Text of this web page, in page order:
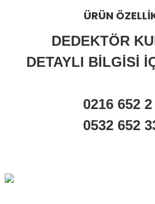
ÜRÜN
DEDEKTÖR
DETAYLI BİLGİSİ
0216 652
0532 652